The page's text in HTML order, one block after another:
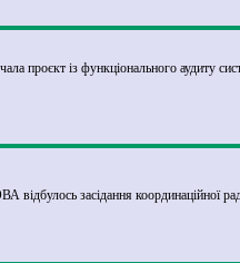
проєкт із функціонального аудиту
відбулось засідання координаційної